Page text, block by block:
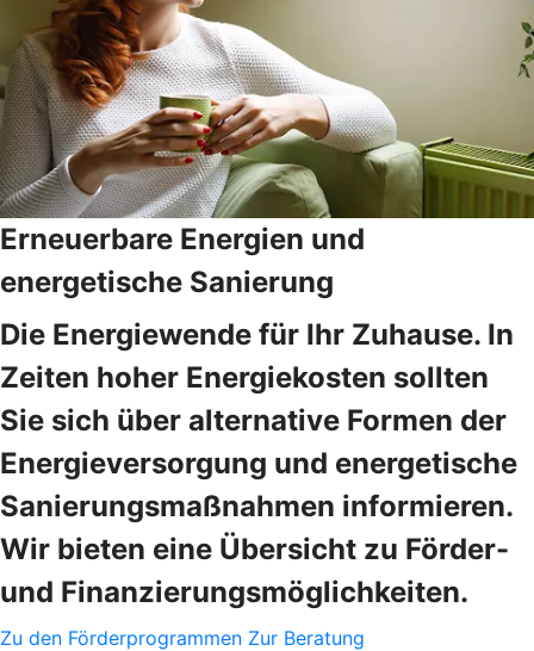
Erneuerbare Energien und
energetische Sanierung
Die Energiewende für Ihr Zuhause. In
Zeiten hoher Energiekosten sollten
Sie sich über alternative Formen der
Energieversorgung und energetische
Sanierungsmaßnahmen informieren.
Wir bieten eine Übersicht zu Förder-
und Finanzierungsmöglichkeiten.
Zu den Förderprogrammen Zur Beratung